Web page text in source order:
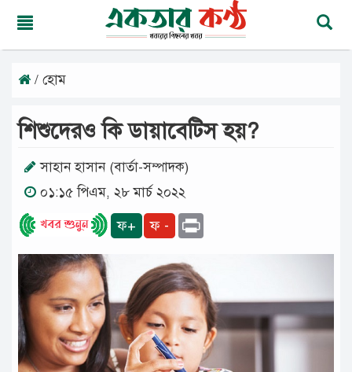
রবিবার,
অগাস্ট
২০২৬
১৪৩৩
বঙ্গাব্দ
মূলপাতা
জাতীয়
দেশের
খবর
আমাদের
টাঙ্গাইল
/ হোম
শিশুদেরও কি ডায়াবেটিস হয়?
সাহান হাসান (বার্তা-সম্পাদক)
০১:১৫ পিএম, ২৮ মার্চ ২০২২
ফ+ ফ -